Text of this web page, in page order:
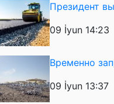
Президент
09 İyun 14:23
Временно
09 İyun 13:37